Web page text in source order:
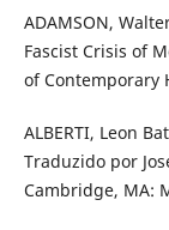
ADAMSON,
Fascist Crisis of
of Contemporary
ALBERTI, Leon
Traduzido por
Cambridge, MA: